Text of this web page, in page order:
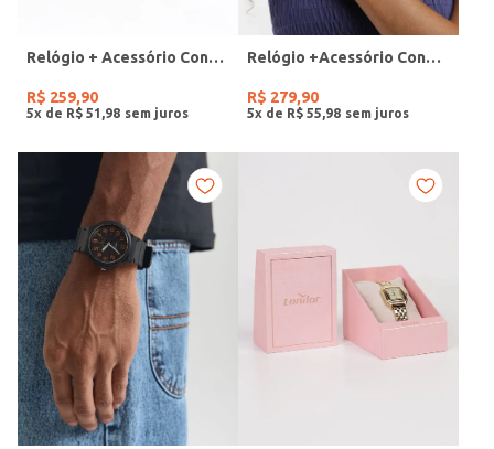
Relógio + Acessório Condor Feminino PRATA
R$ 259,90
5x de R$ 51 98
Relógio +Acessório Condor Feminino DOURADO
R$ 279,90
5x de R$ 55 98